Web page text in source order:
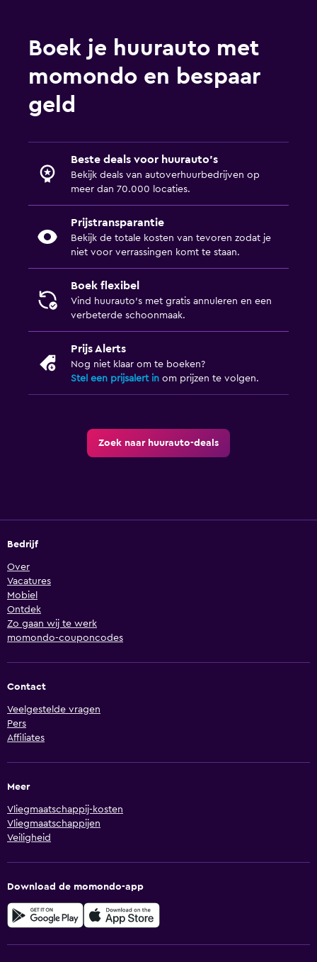
Boek je huurauto met
momondo en bespaar
geld
Beste deals voor huurauto's
Bekijk deals van autoverhuurbedrijven op
meer dan 70.000 locaties.
Prijstransparantie
Bekijk de totale kosten van tevoren zodat je
niet voor verrassingen komt te staan.
Boek flexibel
Vind huurauto's met gratis annuleren en een
verbeterde schoonmaak.
Prijs Alerts
Nog niet klaar om te boeken?
Stel een prijsalert in om prijzen te volgen.
Zoek naar huurauto-deals
Bedrijf
Over
Vacatures
Mobiel
Ontdek
Zo gaan wij te werk
momondo-couponcodes
Contact
Veelgestelde vragen
Pers
Affiliates
Meer
Vliegmaatschappij-kosten
Vliegmaatschappijen
Veiligheid
Download de momondo-app